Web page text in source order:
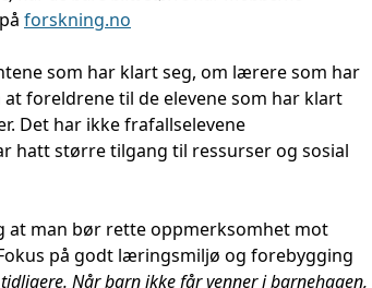
forskning.no
som har klart seg, om lærere som har
foreldrene til de elevene som har klart
Det har ikke frafallselevene
hatt større tilgang til ressurser og sosial
at man bør rette oppmerksomhet mot
på godt læringsmiljø og forebygging
Når barn ikke får venner i barnehagen,